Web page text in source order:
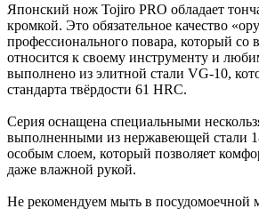
Японский нож Tojiro PRO обладает
кромкой. Это обязательное качество
профессионального повара, который со
относится к своему инструменту и
выполнено из элитной стали VG-10,
стандарта твёрдости 61 HRC.
Серия оснащена специальными
выполненными из нержавеющей стали
особым слоем, который позволяет
даже влажной рукой.
Не рекомендуем мыть в посудомоечной